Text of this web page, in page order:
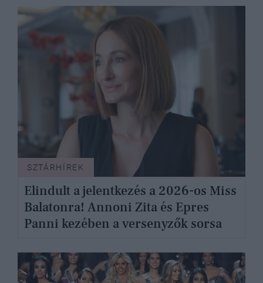
SZTÁRHÍREK
Elindult a jelentkezés a 2026-os Miss
Balatonra! Annoni Zita és Epres
Panni kezében a versenyzők sorsa